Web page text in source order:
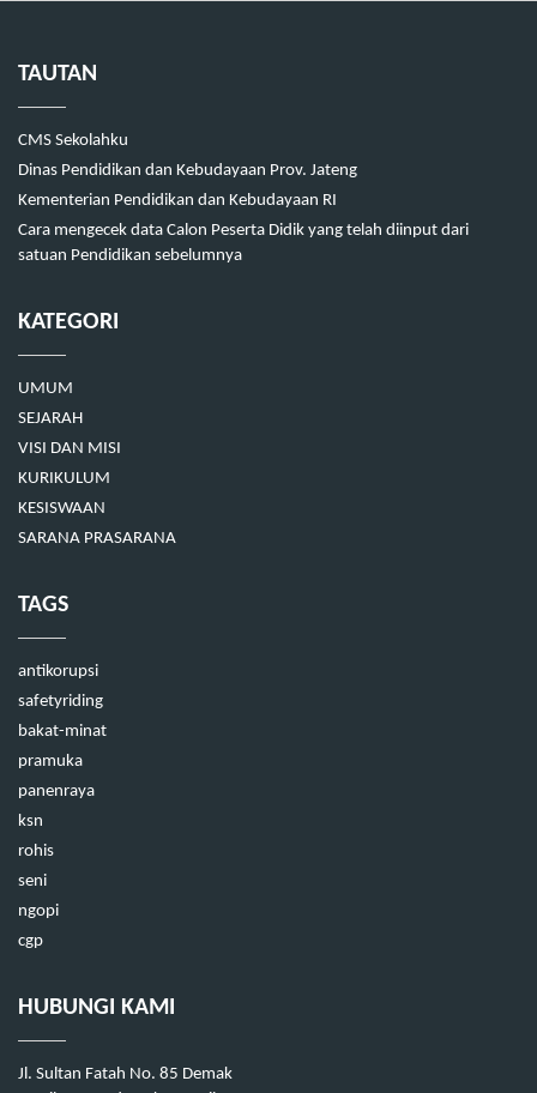
TAUTAN
CMS Sekolahku
Dinas Pendidikan dan Kebudayaan Prov. Jateng
Kementerian Pendidikan dan Kebudayaan RI
Cara mengecek data Calon Peserta Didik yang telah diinput dari
satuan Pendidikan sebelumnya
KATEGORI
UMUM
SEJARAH
VISI DAN MISI
KURIKULUM
KESISWAAN
SARANA PRASARANA
TAGS
antikorupsi
safetyriding
bakat-minat
pramuka
panenraya
ksn
rohis
seni
ngopi
cgp
HUBUNGI KAMI
Jl. Sultan Fatah No. 85 Demak